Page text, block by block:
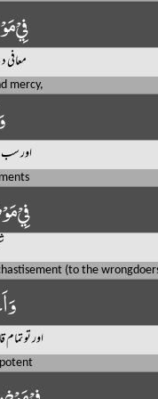
فِيْ
mercy,
اور
فِيْ
(to the
اور تو